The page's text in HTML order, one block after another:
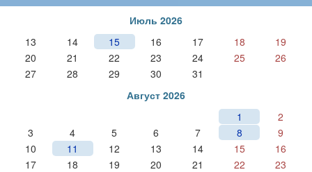
Июль 2026
13
14 15 16 17 18
19
20
21 22 23 24 25
26
27
28 29 30
31
Август 2026
1
2
3
4 5 6 7 8
9
10
11 12 13 14 15
16
17
18 19 20 21 22
23